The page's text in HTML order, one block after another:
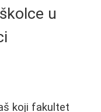
u
koji fakultet